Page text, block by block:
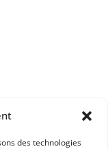
des technologies